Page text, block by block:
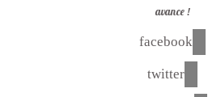
avance !
facebook
twitter